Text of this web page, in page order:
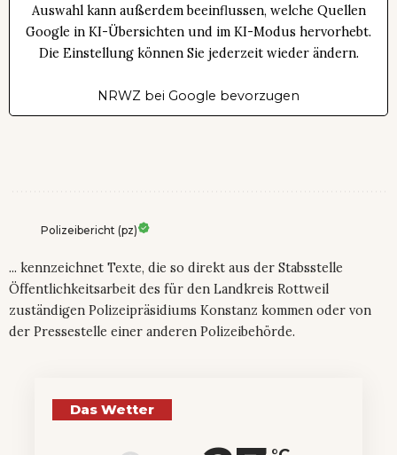
Auswahl kann außerdem beeinflussen, welche Quellen
Google in KI-Übersichten und im KI-Modus hervorhebt.
Die Einstellung können Sie jederzeit wieder ändern.
NRWZ bei Google bevorzugen
Polizeibericht (pz)
... kennzeichnet Texte, die so direkt aus der Stabsstelle
Öffentlichkeitsarbeit des für den Landkreis Rottweil
zuständigen Polizeipräsidiums Konstanz kommen oder von
der Pressestelle einer anderen Polizeibehörde.
Das Wetter